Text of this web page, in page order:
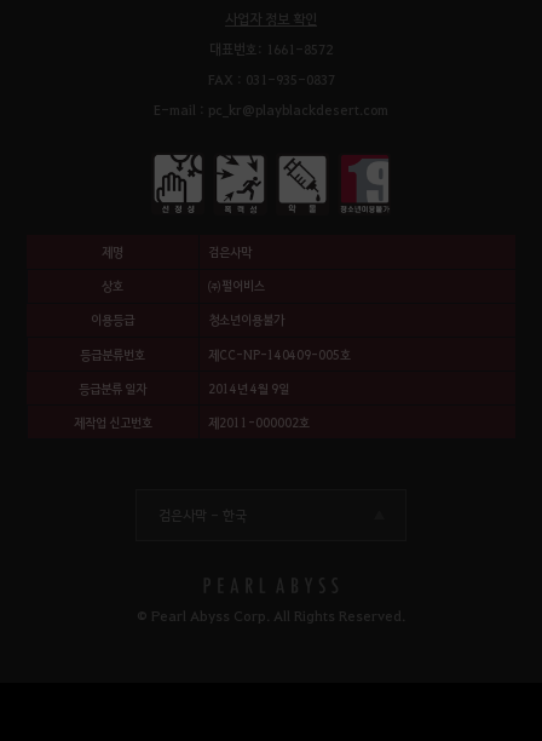
사업자 정보 확인
대표번호: 1661-8572
FAX : 031-935-0837
E-mail : pc_kr@playblackdesert.com
제명 검은사막
상호 ㈜펄어비스
이용등급 청소년이용불가
등급분류번호 제CC-NP-140409-005호
등급분류 일자 2014년 4월 9일
제작업 신고번호 제2011-000002호
검은사막 - 한국
© Pearl Abyss Corp. All Rights Reserved.